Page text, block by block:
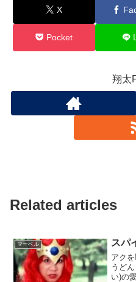
X
Pocket
翔太
Related articles
マーベル スパ
アク
うど
い)の